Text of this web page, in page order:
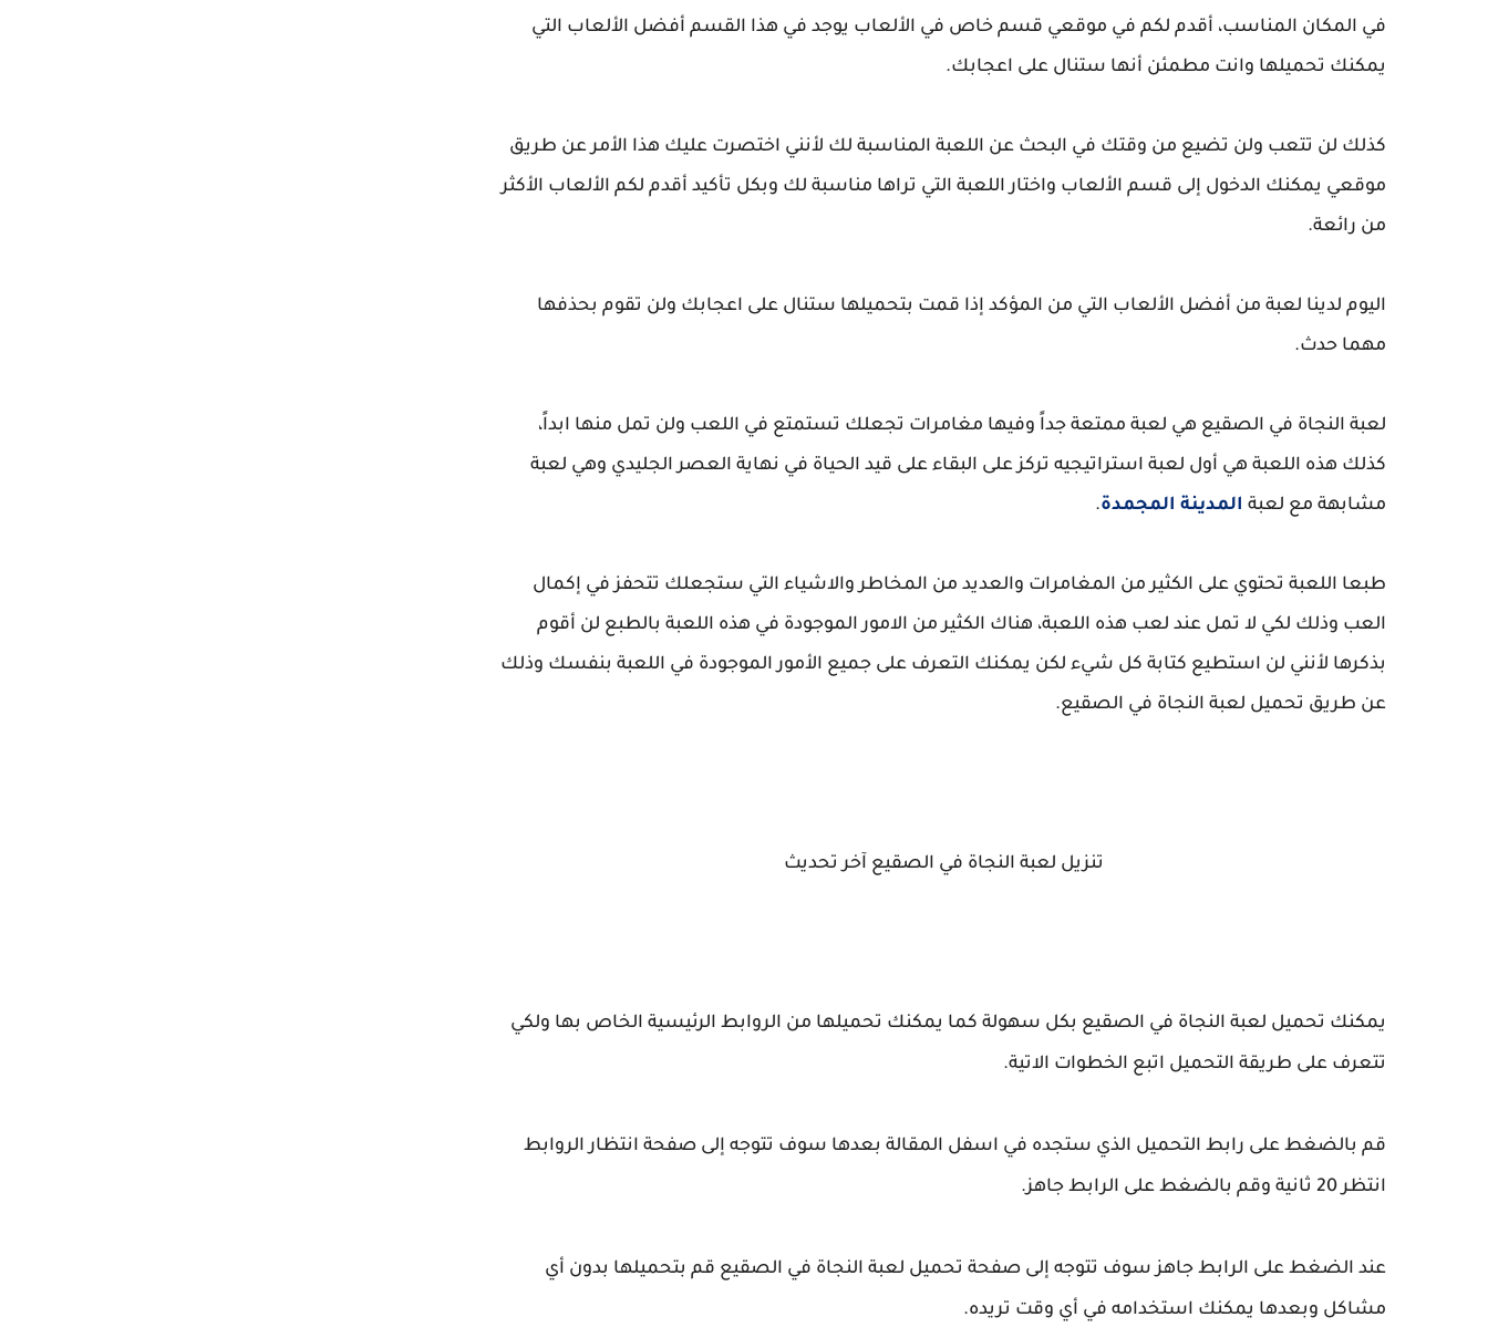
في المكان المناسب، أقدم لكم في موقعي قسم خاص في الألعاب يوجد في هذا القسم أفضل الألعاب التي
يمكنك تحميلها وانت مطمئن أنها ستنال على اعجابك.
كذلك لن تتعب ولن تضيع من وقتك في البحث عن اللعبة المناسبة لك لأنني اختصرت عليك هذا الأمر عن طريق
موقعي يمكنك الدخول إلى قسم الألعاب واختار اللعبة التي تراها مناسبة لك وبكل تأكيد أقدم لكم الألعاب الأكثر
من رائعة.
اليوم لدينا لعبة من أفضل الألعاب التي من المؤكد إذا قمت بتحميلها ستنال على اعجابك ولن تقوم بحذفها
مهما حدث.
لعبة النجاة في الصقيع هي لعبة ممتعة جداً وفيها مغامرات تجعلك تستمتع في اللعب ولن تمل منها ابداً،
كذلك هذه اللعبة هي أول لعبة استراتيجيه تركز على البقاء على قيد الحياة في نهاية العصر الجليدي وهي لعبة
مشابهة مع لعبة المدينة المجمدة.
طبعا اللعبة تحتوي على الكثير من المغامرات والعديد من المخاطر والاشياء التي ستجعلك تتحفز في إكمال
العب وذلك لكي لا تمل عند لعب هذه اللعبة، هناك الكثير من الامور الموجودة في هذه اللعبة بالطبع لن أقوم
بذكرها لأنني لن استطيع كتابة كل شيء لكن يمكنك التعرف على جميع الأمور الموجودة في اللعبة بنفسك وذلك
عن طريق تحميل لعبة النجاة في الصقيع.
تنزيل لعبة النجاة في الصقيع آخر تحديث
يمكنك تحميل لعبة النجاة في الصقيع بكل سهولة كما يمكنك تحميلها من الروابط الرئيسية الخاص بها ولكي
تتعرف على طريقة التحميل اتبع الخطوات الاتية.
قم بالضغط على رابط التحميل الذي ستجده في اسفل المقالة بعدها سوف تتوجه إلى صفحة انتظار الروابط
انتظر 20 ثانية وقم بالضغط على الرابط جاهز.
عند الضغط على الرابط جاهز سوف تتوجه إلى صفحة تحميل لعبة النجاة في الصقيع قم بتحميلها بدون أي
مشاكل وبعدها يمكنك استخدامه في أي وقت تريده.